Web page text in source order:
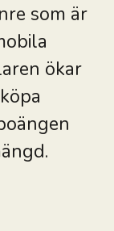
som är
ökar